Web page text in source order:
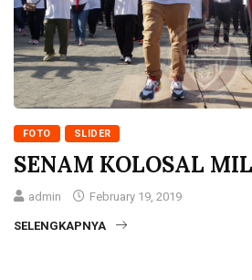
FOTO SLIDER
SENAM KOLOSAL
admin February 19, 2019
SELENGKAPNYA